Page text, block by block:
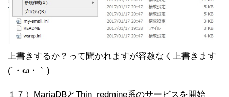
上書きするか？って聞かれますが容赦なく上書きます
(´・ω・｀)
１７）MariaDBとThin_redmine系のサービスを開始